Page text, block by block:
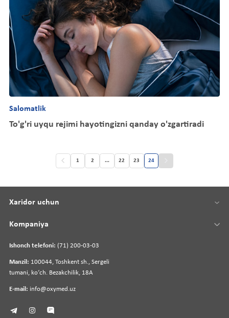
Salomatlik
To'g'ri uyqu rejimi hayotingizni qanday o'zgartiradi
1 2 ... 22 23 24
Ishonch telefoni: (71) 200-03-03
Manzil: 100044, Toshkent sh., Sergeli
tumani, koʻch. Bezakchilik, 18A
E-mail: info@oxymed.uz
Xaridor uchun
Kompaniya